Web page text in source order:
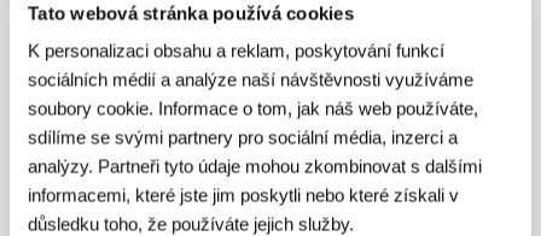
Tato webová stránka používá cookies
K personalizaci obsahu a reklam, poskytování funkcí
sociálních médií a analýze naší návštěvnosti využíváme
soubory cookie. Informace o tom, jak náš web používáte,
sdílíme se svými partnery pro sociální média, inzerci a
analýzy. Partneři tyto údaje mohou zkombinovat s dalšími
informacemi, které jste jim poskytli nebo které získali v
důsledku toho, že používáte jejich služby.
RežieSalvatore Mereu/ ScénářSalvatore Mereu
Bravi, Nicolas Franick/ HudbaGiampaolo Mele
Corriga/ StřihPaola Freddi/ ProducentGianluca
Arcopinto, Andrea Occhipinti/ VýrobaEyescreen/
Yael Abecassis, Caroline Ducey, Michele
Carboni, Giampaolo Loddo, Mauro Frongia/
KontaktRai Trade
www:www.raitrade.it